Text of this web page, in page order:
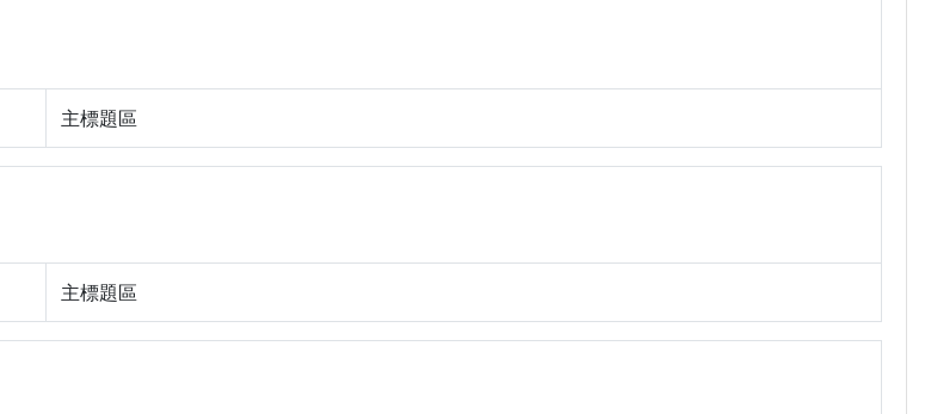
主標題區
主標題區